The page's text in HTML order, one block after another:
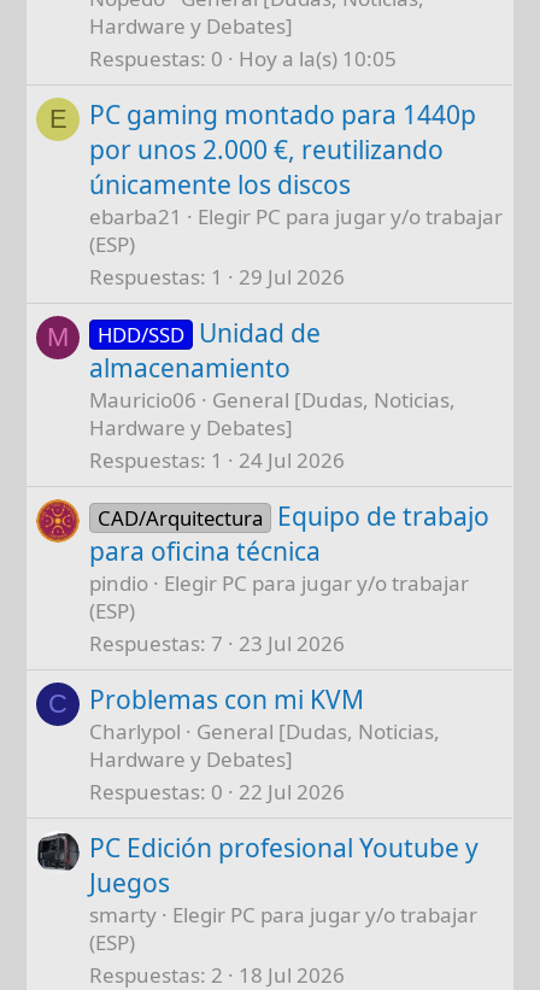
Hardware y Debates]
Respuestas 0 Hoy a la(s) 10:05
E
PC gaming montado para 1440p
por unos 2.000 €, reutilizando
únicamente los discos
ebarba21
Elegir PC para jugar y/o trabajar
(ESP)
Respuestas 1 29 Jul 2026
M HDD/SSD Unidad de
almacenamiento
Mauricio06
General [Dudas, Noticias,
Hardware y Debates]
Respuestas 1 24 Jul 2026
CAD/Arquitectura
Equipo de trabajo
para oficina técnica
pindio
Elegir PC para jugar y/o trabajar
(ESP)
Respuestas 7 23 Jul 2026
C Problemas con mi KVM
Charlypol
General [Dudas, Noticias,
Hardware y Debates]
Respuestas 0 22 Jul 2026
PC Edición profesional Youtube y
Juegos
smarty
Elegir PC para jugar y/o trabajar
(ESP)
Respuestas 2 18 Jul 2026